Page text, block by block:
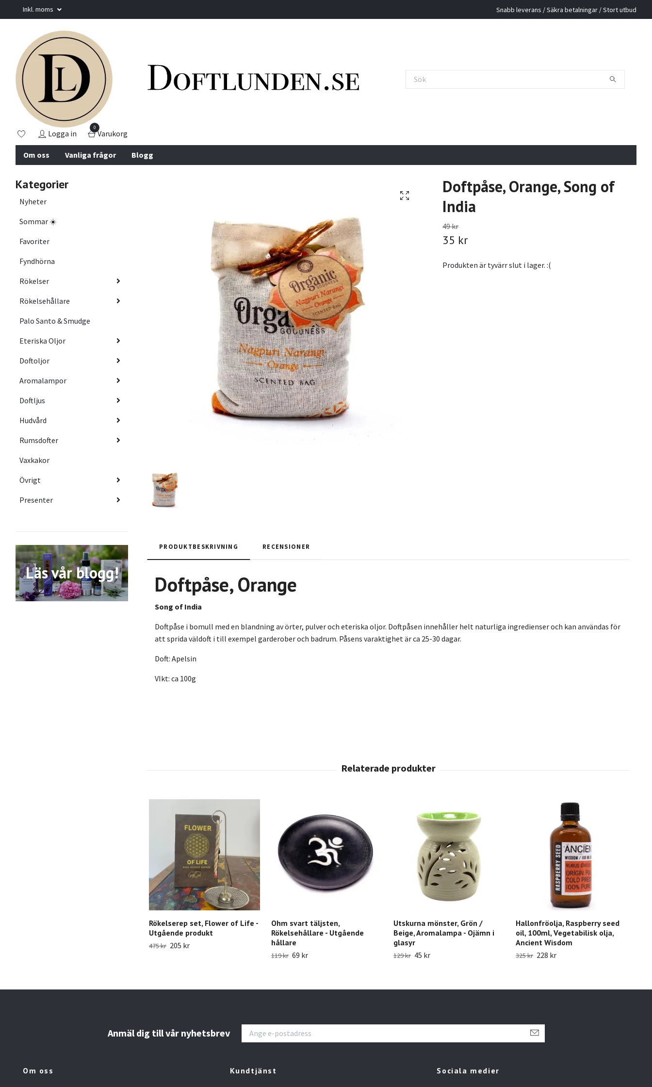
Inkl. moms Snabb leverans / Säkra betalningar / Stort utbud
Logga in
0
Varukorg
Om oss Vanliga frågor Blogg
Kategorier
Nyheter
Sommar ☀️
Favoriter
Fyndhörna
Rökelser
Rökelsehållare
Palo Santo & Smudge
Eteriska Oljor
Doftoljor
Aromalampor
Doftljus
Hudvård
Rumsdofter
Vaxkakor
Övrigt
Presenter
Läs vår blogg!
Doftpåse, Orange, Song of
India
49 kr
35 kr
Produkten är tyvärr slut i lager. :(
PRODUKTBESKRIVNING RECENSIONER
Doftpåse, Orange
Song of India
Doftpåse i bomull med en blandning av örter, pulver och eteriska oljor. Doftpåsen innehåller helt naturliga ingredienser och kan användas för
att sprida väldoft i till exempel garderober och badrum. Påsens varaktighet är ca 25-30 dagar.
Doft: Apelsin
VIkt: ca 100g
Rökelserep set, Flower of Life -
Utgående produkt
475 kr 205 kr
Ohm svart täljsten,
Rökelsehållare - Utgående
hållare
119 kr 69 kr
Utskurna mönster, Grön /
Beige, Aromalampa - Ojämn i
glasyr
129 kr 45 kr
Hallonfröolja, Raspberry seed
oil, 100ml, Vegetabilisk olja,
Ancient Wisdom
325 kr 228 kr
Anmäl dig till vår nyhetsbrev
Om oss Kundtjänst Sociala medier